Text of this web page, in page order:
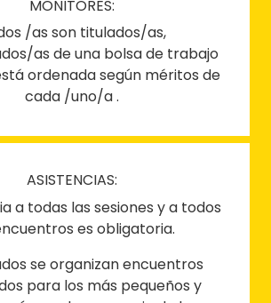
MONITORES:
/as son titulados/as,
as de una bolsa de trabajo
ordenada según méritos de
cada /uno/a .
ASISTENCIAS:
a todas las sesiones y a todos
es obligatoria.
se organizan encuentros
para los más pequeños y